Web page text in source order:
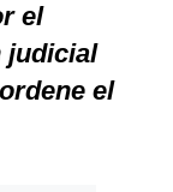
el
judicial
el